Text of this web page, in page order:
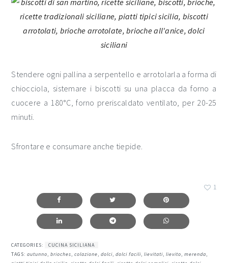
Stendere ogni pallina a serpentello e arrotolarla a forma di
chiocciola, sistemare i biscotti su una placca da forno a
cuocere a 180°C, forno preriscaldato ventilato, per 20-25
minuti.
Sfrontare e consumare anche tiepide.
1
CATEGORIES:
CUCINA SICILIANA
TAGS:autunno,brioches,colazione,dolci,dolci facili,lievitati,lievito,merenda,